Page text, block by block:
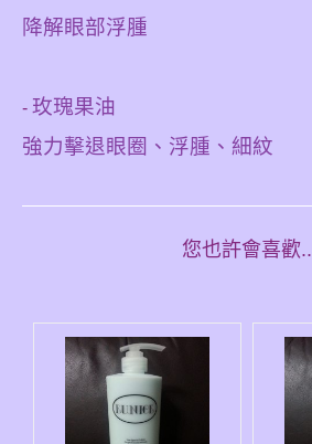
降解眼部浮腫
- 玫瑰果油
強力擊退眼圈、浮腫、細紋
您也許會喜歡..